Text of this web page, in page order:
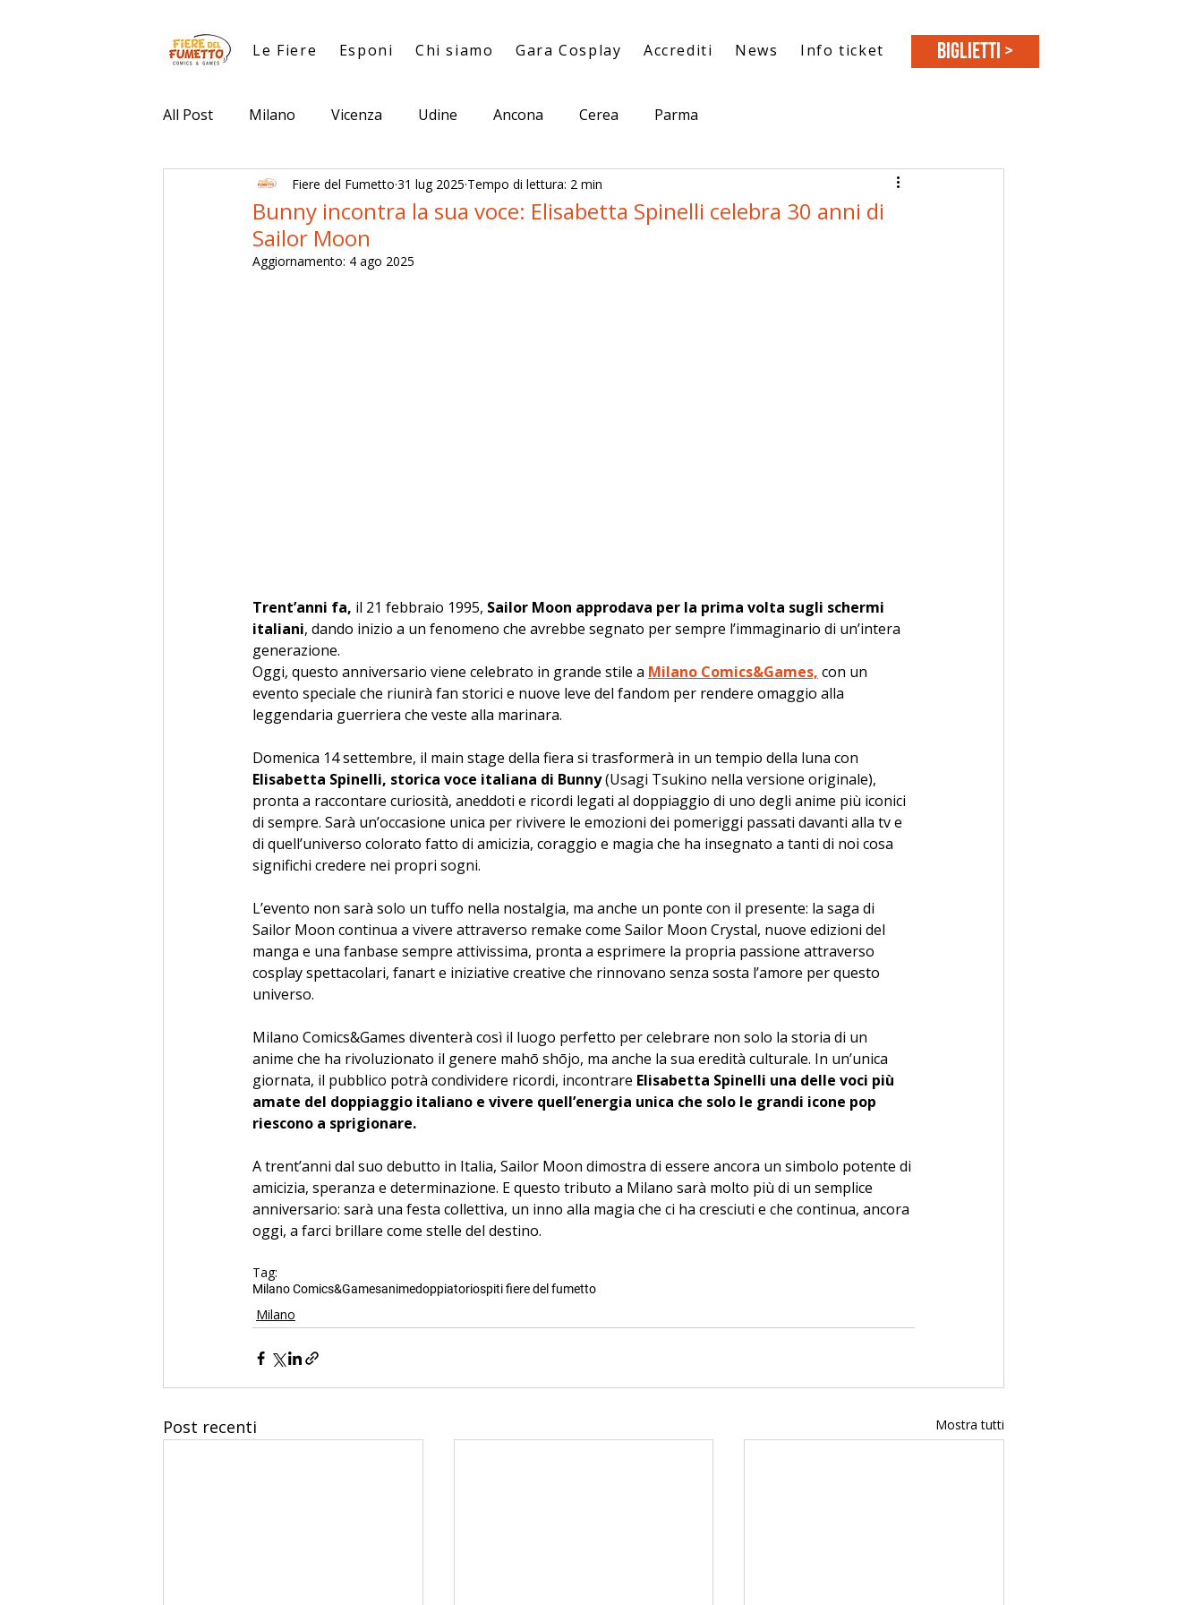
Le Fiere Esponi Chi siamo Gara Cosplay Accrediti News Info ticket BIGLIETTI >
All Post Milano Vicenza Udine Ancona Cerea Parma
Bunny incontra la sua voce: Elisabetta Spinelli celebra 30 anni di
Sailor Moon
Fiere del Fumetto 31 lug 2025 Tempo di lettura: 2 min
Aggiornamento: 4 ago 2025
Trent’anni fa, il 21 febbraio 1995, Sailor Moon approdava per la prima volta sugli schermi
italiani, dando inizio a un fenomeno che avrebbe segnato per sempre l’immaginario di un’intera
generazione.
Oggi, questo anniversario viene celebrato in grande stile a Milano Comics&Games, con un
evento speciale che riunirà fan storici e nuove leve del fandom per rendere omaggio alla
leggendaria guerriera che veste alla marinara.
Domenica 14 settembre, il main stage della fiera si trasformerà in un tempio della luna con
Elisabetta Spinelli, storica voce italiana di Bunny (Usagi Tsukino nella versione originale),
pronta a raccontare curiosità, aneddoti e ricordi legati al doppiaggio di uno degli anime più iconici
di sempre. Sarà un’occasione unica per rivivere le emozioni dei pomeriggi passati davanti alla tv e
di quell’universo colorato fatto di amicizia, coraggio e magia che ha insegnato a tanti di noi cosa
significhi credere nei propri sogni.
L’evento non sarà solo un tuffo nella nostalgia, ma anche un ponte con il presente: la saga di
Sailor Moon continua a vivere attraverso remake come Sailor Moon Crystal, nuove edizioni del
manga e una fanbase sempre attivissima, pronta a esprimere la propria passione attraverso
cosplay spettacolari, fanart e iniziative creative che rinnovano senza sosta l’amore per questo
universo.
Milano Comics&Games diventerà così il luogo perfetto per celebrare non solo la storia di un
anime che ha rivoluzionato il genere mahō shōjo, ma anche la sua eredità culturale. In un’unica
giornata, il pubblico potrà condividere ricordi, incontrare Elisabetta Spinelli una delle voci più
amate del doppiaggio italiano e vivere quell’energia unica che solo le grandi icone pop
riescono a sprigionare.
A trent’anni dal suo debutto in Italia, Sailor Moon dimostra di essere ancora un simbolo potente di
amicizia, speranza e determinazione. E questo tributo a Milano sarà molto più di un semplice
anniversario: sarà una festa collettiva, un inno alla magia che ci ha cresciuti e che continua, ancora
oggi, a farci brillare come stelle del destino.
Tag:
Milano Comics&Gamesanimedoppiatoriospiti fiere del fumetto
Milano
Post recenti Mostra tutti